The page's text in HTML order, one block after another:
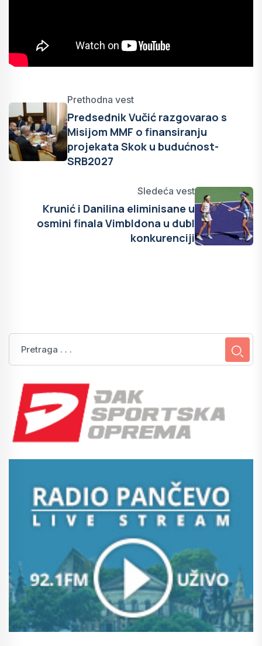
Prethodna vest
Predsednik Vučić razgovarao s
Misijom MMF o finansiranju
projekata Skok u budućnost-
SRB2027
Sledeća vest
Krunić i Danilina eliminisane u
osmini finala Vimbldona u dubl
konkurenciji